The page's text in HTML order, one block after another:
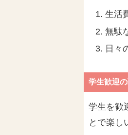
生活
無駄
日々
学生歓迎
学生を歓
とで楽し